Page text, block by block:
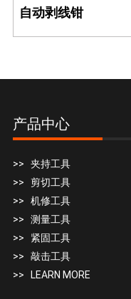
自动剥线钳
产品中心
>> 夹持工具
>> 剪切工具
>> 机修工具
>> 测量工具
>> 紧固工具
>> 敲击工具
>> LEARN MORE